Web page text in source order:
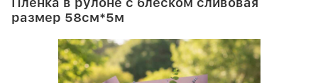
размер 58см*5м